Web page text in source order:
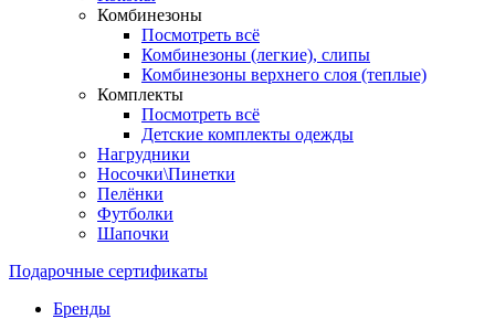
Комбинезоны
Посмотреть всё
Комбинезоны (легкие), слипы
Комбинезоны верхнего слоя (теплые)
Комплекты
Посмотреть всё
Детские комплекты одежды
Нагрудники
Носочки\Пинетки
Пелёнки
Футболки
Шапочки
Подарочные сертификаты
Бренды